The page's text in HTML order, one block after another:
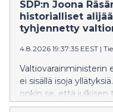
SDP:n Joona
historialliset
tyhjennetty
4.8.2026 19:37:35 EEST |
Valtiovarainministerin
ei sisällä isoja
onkin se, että julkisen
työnnetään